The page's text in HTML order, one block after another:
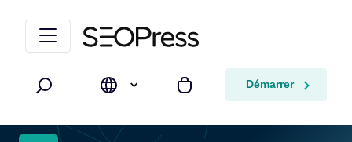
Rechercher Mon panier
Démarrer